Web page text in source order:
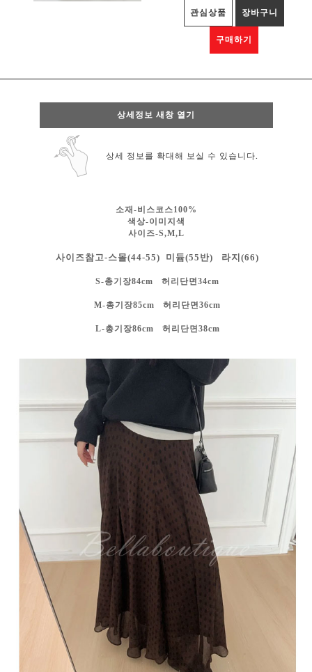
관심상품 장바구니
구매하기
상세정보 새창 열기
상세 정보를 확대해 보실 수 있습니다.
소재-비스코스100%
색상-이미지색
사이즈-S,M,L
사이즈참고-스몰(44-55) 미듐(55반) 라지(66)
S-총기장84cm 허리단면34cm
M-총기장85cm 허리단면36cm
L-총기장86cm 허리단면38cm